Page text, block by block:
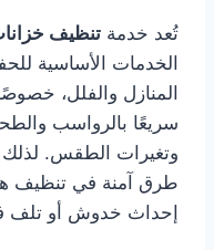
تُعد خدمة تنظيف
الخدمات الأساسية
المنازل والفلل، خصوصًا
سريعًا بالرواسب
وتغيرات الطقس.
طرق آمنة في تنظيف
إحداث خدوش أو تلف